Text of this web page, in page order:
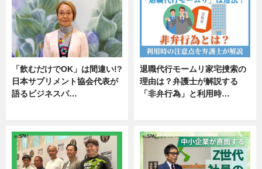
「飲むだけでOK」は間違い!?
日本サプリメント協会代表が
語るビジネスパ…
退職代行モームリ家宅捜索の
理由は？弁護士が解説する
「非弁行為」と利用時…